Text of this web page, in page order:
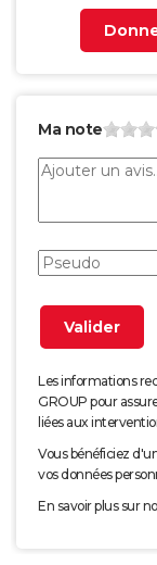
Ma note
Les informations
GROUP pour
liées aux
Vous bénéficiez
vos données
En savoir plus sur